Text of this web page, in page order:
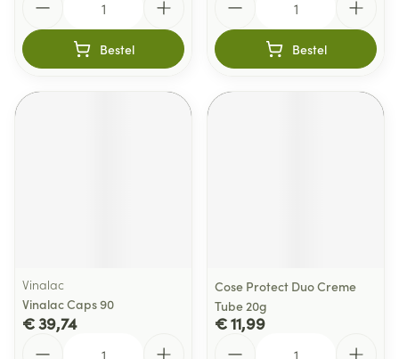
Bestel Bestel
Vinalac
Vinalac Caps 90
€ 39,74
Cose Protect Duo Creme
Tube 20g
€ 11,99